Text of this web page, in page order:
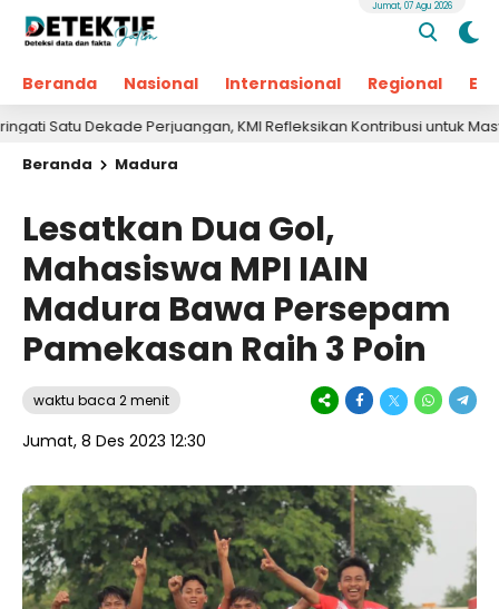
Beranda Nasional Internasional Regional
Jumat, 07 Agu 2026
Perjuangan, KMI Refleksikan Kontribusi untuk Masyarakat
Beranda
Madura
Lesatkan Dua Gol,
Mahasiswa MPI IAIN
Madura Bawa Persepam
Pamekasan Raih 3 Poin
waktu baca 2 menit
Jumat, 8 Des 2023 12:30